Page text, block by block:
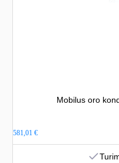
Mobilus oro
581,01 €